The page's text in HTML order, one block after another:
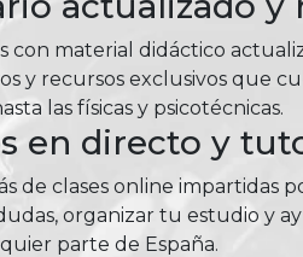
con material didáctico
y recursos exclusivos que
las físicas y psicotécnicas.
en directo y
de clases online impartidas
organizar tu estudio y
parte de España.